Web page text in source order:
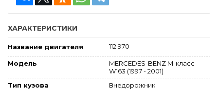
ХАРАКТЕРИСТИКИ
Название двигателя 112.970
Модель
MERCEDES-BENZ M-класс
W163 (1997 - 2001)
Тип кузова
Внедорожник